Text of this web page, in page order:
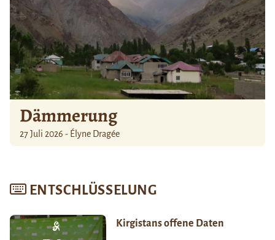
Dämmerung
27 Juli 2026 - Élyne Dragée
ENTSCHLÜSSELUNG
Kirgistans offene Daten